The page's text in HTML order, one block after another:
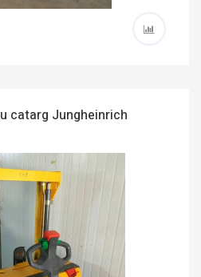
catarg Jungheinrich